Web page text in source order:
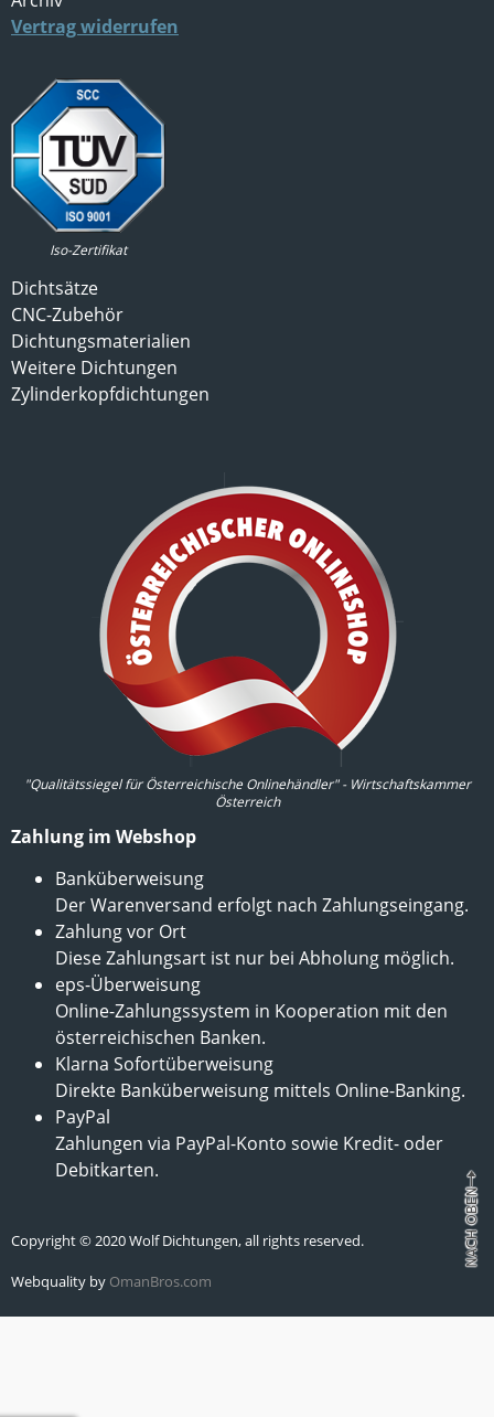
Vertrag widerrufen
Iso-Zertifikat
Dichtsätze
CNC-Zubehör
Dichtungsmaterialien
Weitere Dichtungen
Zylinderkopfdichtungen
"Qualitätssiegel für Österreichische Onlinehändler" - Wirtschaftskammer
Österreich
Zahlung im Webshop
Banküberweisung
Der Warenversand erfolgt nach Zahlungseingang.
Zahlung vor Ort
Diese Zahlungsart ist nur bei Abholung möglich.
eps-Überweisung
Online-Zahlungssystem in Kooperation mit den
österreichischen Banken.
Klarna Sofortüberweisung
Direkte Banküberweisung mittels Online-Banking.
PayPal
Zahlungen via PayPal-Konto sowie Kredit- oder
Debitkarten.
Copyright © 2020 Wolf Dichtungen, all rights reserved.
Webquality by OmanBros.com